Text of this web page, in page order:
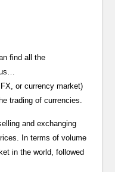
find all the
or currency market)
trading of currencies.
and exchanging
In terms of volume
in the world, followed